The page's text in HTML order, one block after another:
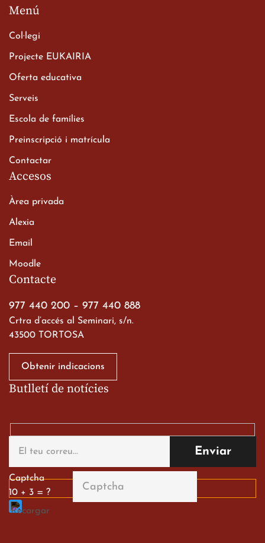
Xerrada del Sr. Bisbe als
Batxillerat
a les ciutats imperials
alumnes al Tortosa
English Festival
13 de març de 2026
Contacte
977 440 200 – 977 440 888
Crtra d’accés al Seminari, s/n.
43500 TORTOSA
Obtenir indicacions
Menú
Col·legi
Projecte EUKAIRIA
Oferta educativa
Serveis
Escola de famílies
Preinscripció i matrícula
Contactar
Accesos
Àrea privada
Alexia
Email
Moodle
Butlletí de notícies
Captcha
10 + 3 = ?